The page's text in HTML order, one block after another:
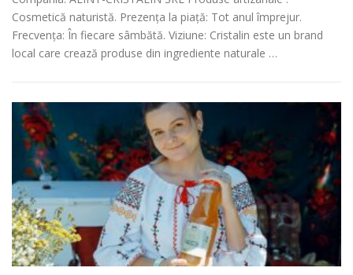
Cosmetică naturistă. Prezența la piață: Tot anul împrejur.
Frecvența: În fiecare sâmbătă. Viziune: Cristalin este un brand
local care crează produse din ingrediente naturale …